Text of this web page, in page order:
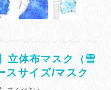
立体布マスク（雪
スサイズ/マスク